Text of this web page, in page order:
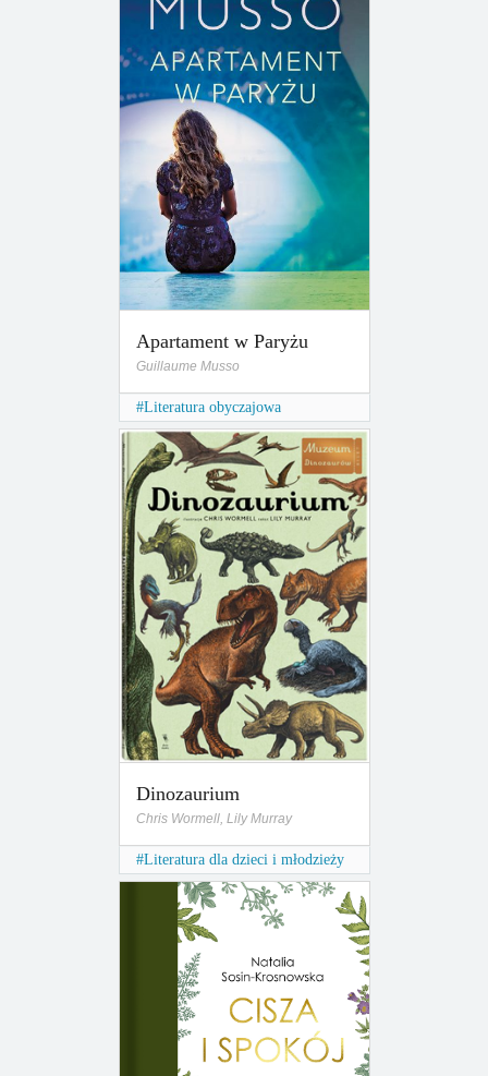
Apartament w Paryżu
Guillaume Musso
Literatura obyczajowa
Dinozaurium
Chris Wormell, Lily Murray
Literatura dla dzieci i młodzieży